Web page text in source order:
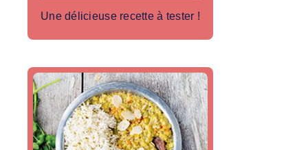
Une délicieuse recette à tester !